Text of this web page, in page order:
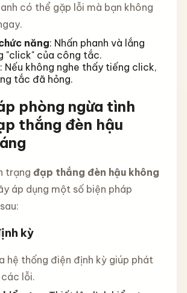
có thể gặp lỗi mà bạn không
năng: Nhấn phanh và lắng
"click" của công tắc.
: Nếu không nghe thấy tiếng click,
tắc đã hỏng.
phòng ngừa tình
thắng đèn hậu
trạng đạp thắng đèn hậu không
áp dụng một số biện pháp
kỳ
hệ thống điện định kỳ giúp phát
lỗi.